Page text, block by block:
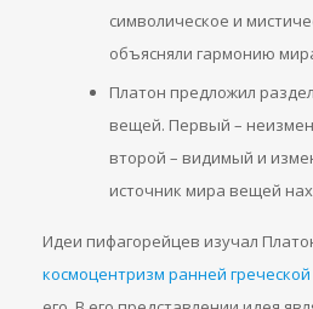
символическое и
объясняли гармонию
Платон предложил
вещей. Первый –
второй – видимый и
источник мира вещей
Идеи пифагорейцев изучал
космоцентризм ранней